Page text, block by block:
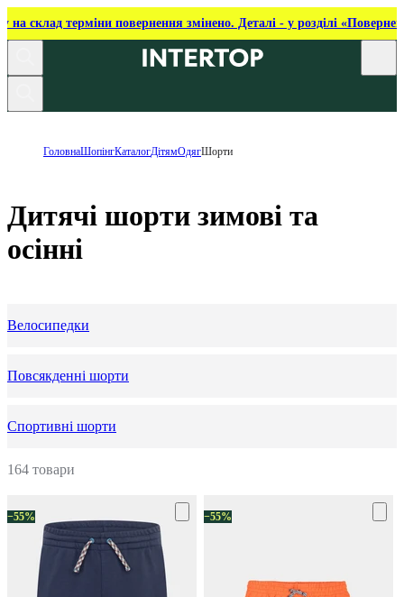
на склад терміни повернення змінено. Деталі - у розділі
ГоловнаШопінгКаталогДітямОдягШорти
Дитячі шорти зимові та
осінні
Велосипедки
Повсякденні шорти
Спортивні шорти
164 товари
−55% −55%